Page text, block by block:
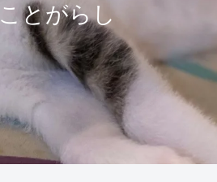
ことがらし